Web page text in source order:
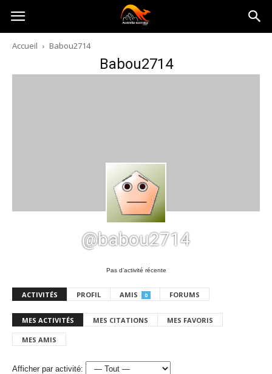
Australia-
australie.com
Accueil Babou2714
Babou2714
@babou2714
Pas d’activité récente
ACTIVITÉS PROFIL AMIS 0 FORUMS
MES ACTIVITÉS MES CITATIONS MES FAVORIS
MES AMIS
Afficher par activité: